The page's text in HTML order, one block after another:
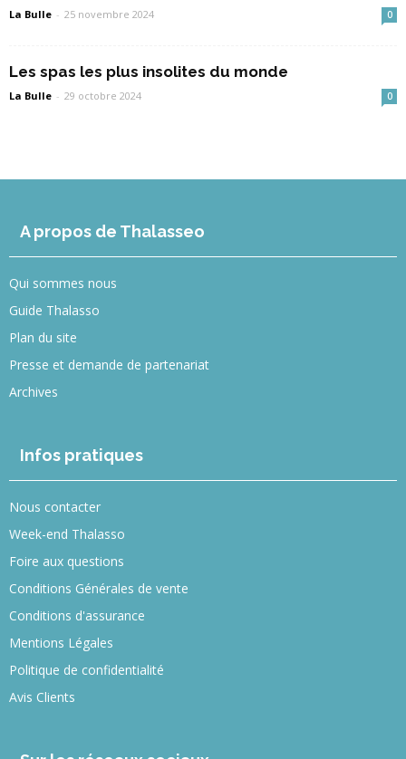
La Bulle - 25 novembre 2024 0
Les spas les plus insolites du monde
La Bulle - 29 octobre 2024 0
A propos de Thalasseo
Qui sommes nous
Guide Thalasso
Plan du site
Presse et demande de partenariat
Archives
Infos pratiques
Nous contacter
Week-end Thalasso
Foire aux questions
Conditions Générales de vente
Conditions d'assurance
Mentions Légales
Politique de confidentialité
Avis Clients